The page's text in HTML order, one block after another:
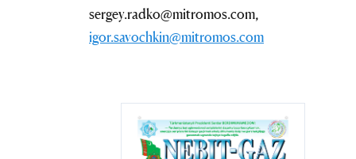
sergey.radko@mitromos.com,
igor.savochkin@mitromos.com